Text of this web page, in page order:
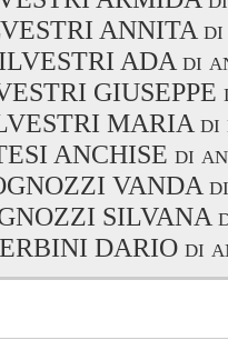
ANNITA di
ADA di
GIUSEPPE
MARIA di
ANCHISE di
VANDA
SILVANA
DARIO di